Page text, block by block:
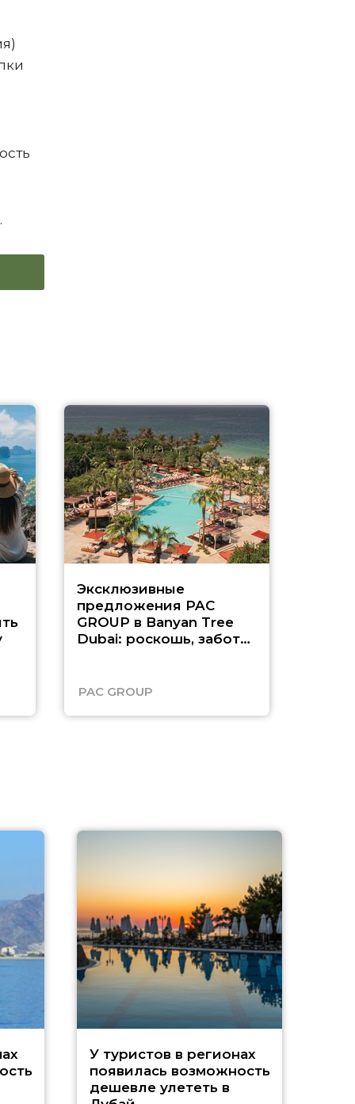
Эксклюзивные
предложения PAC
GROUP в Banyan Tree
Dubai: роскошь, забота
PAC GROUP
У туристов в регионах
появилась возможность
дешевле улететь в